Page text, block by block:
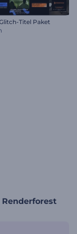
Titel Paket
Renderforest